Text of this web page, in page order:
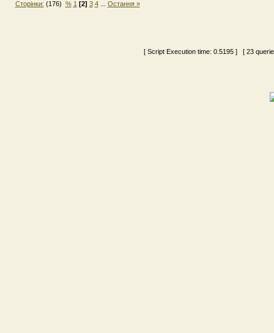
Сторінки: (176) % 1 [2] 3 4... Остання »
[ Script Execution time: 0.5195 ] [ 23